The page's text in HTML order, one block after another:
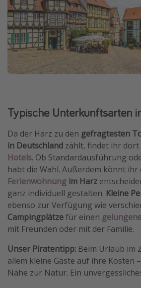
Typische Unterkunftsarten
Da der Harz zu den gefragtesten
in Deutschland zählt, findet ihr dort
Hotels. Ob Standardausführung
habt die Wahl. Außerdem könnt ihr
Ferienwohnung im Harz
ganz individuell gestalten. Kleine
ebenso zur Verfügung wie
Campingplätzefür einen
mit Freunden oder mit der Familie.
Unser Piratentipp: Beim Urlaub im
allem kleine Gäste auf ihre Kosten
Nähe zur Natur. Ein